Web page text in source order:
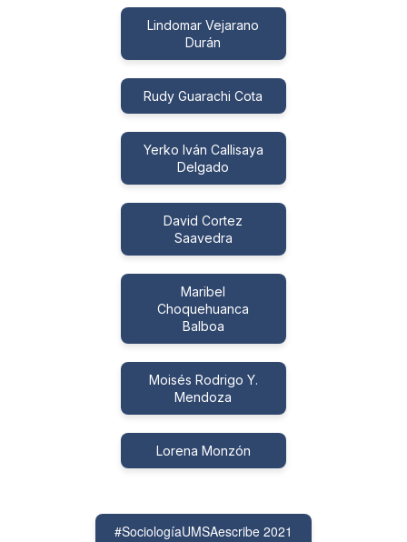
Lindomar Vejarano
Durán
Rudy Guarachi Cota
Yerko Iván Callisaya
Delgado
David Cortez
Saavedra
Maribel
Choquehuanca
Balboa
Moisés Rodrigo Y.
Mendoza
Lorena Monzón
#SociologíaUMSAescribe 2021